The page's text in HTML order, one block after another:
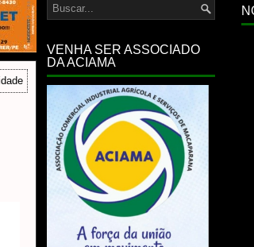
VENHA SER ASSOCIADO
DA ACIAMA